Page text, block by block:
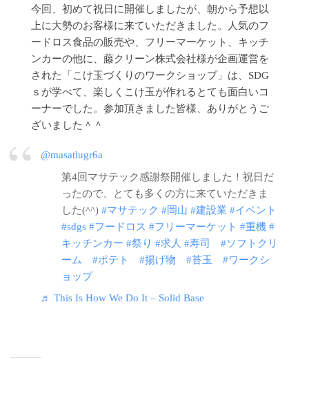
今回、初めて祝日に開催しましたが、朝から予想以
上に大勢のお客様に来ていただきました。人気のフ
ードロス食品の販売や、フリーマーケット、キッチ
ンカーの他に、藤クリーン株式会社様が企画運営を
された「こけ玉づくりのワークショップ」は、SDG
ｓが学べて、楽しくこけ玉が作れるとても面白いコ
ーナーでした。参加頂きました皆様、ありがとうご
ざいました＾＾
@masatlugr6a
第4回マサテック感謝祭開催しました！祝日だ
ったので、とても多くの方に来ていただきま
した(^^) #マサテック #岡山 #建設業 #イベント
#sdgs #フードロス #フリーマーケット #重機 #
キッチンカー #祭り #求人 #寿司
#ソフトクリ
ーム
#ポテト #揚げ物 #苔玉
#ワークシ
ョップ
♬ This Is How We Do It – Solid Base